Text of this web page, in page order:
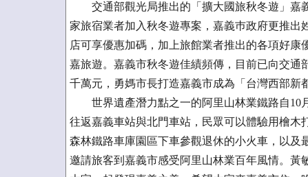
交通部觀光局推出的「擴大國旅秋冬遊」嘉
家旅宿業者加入秋冬遊專案，嘉義巿政府更推出
店可享優惠加碼，加上旅館業者推出的各項好
嘉旅遊。嘉義市秋冬遊佳績頻傳，目前已向交
千萬元，勇媽市長打造嘉義市成為「台灣西部新
世界遺產潛力點之一的阿里山林業鐵路自10
往返嘉義車站與北門車站，民眾可以體驗用檜
森林鐵路車庫園區下車參觀退休的小火車，以及
邀請旅客到嘉義市感受阿里山林業百年風情。